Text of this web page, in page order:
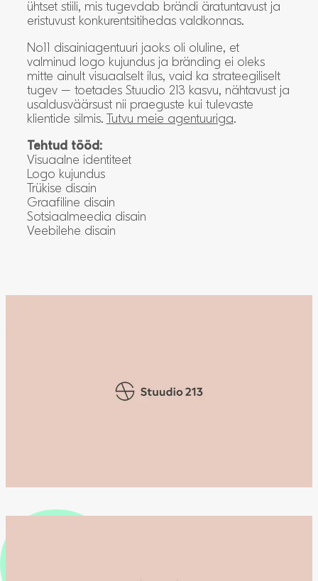
ühtset stiili, mis tugevdab brändi äratuntavust ja
eristuvust konkurentsitihedas valdkonnas.
No11 disainiagentuuri jaoks oli oluline, et
valminud logo kujundus ja bränding ei oleks
mitte ainult visuaalselt ilus, vaid ka strateegiliselt
tugev – toetades Stuudio 213 kasvu, nähtavust ja
usaldusväärsust nii praeguste kui tulevaste
klientide silmis. Tutvu meie agentuuriga.
Tehtud tööd:
Visuaalne identiteet
Logo kujundus
Trükise disain
Graafiline disain
Sotsiaalmeedia disain
Veebilehe disain